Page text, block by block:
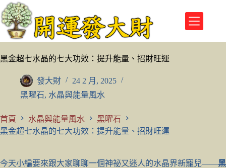
跳
至
主
要
內
黑金超七水晶的七大功效：提升能量、招財旺運
發大財
24 2 月, 2025
黑曜石, 水晶與能量風水
首頁 水晶與能量風水
黑曜石
黑金超七水晶的七大功效：提升能量、招財旺運
今天小編要來跟大家聊聊一個神祕又迷人的水晶界新寵兒——黑